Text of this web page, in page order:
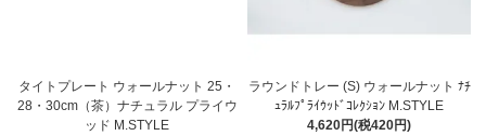
タイトプレート ウォールナット 25・
28・30cm（茶）ナチュラル プライウ
ッド M.STYLE
ラウンドトレー (S) ウォールナット ﾅﾁ
ｭﾗﾙﾌﾟﾗｲｳｯﾄﾞｺﾚｸｼｮﾝ M.STYLE
4,620円(税420円)